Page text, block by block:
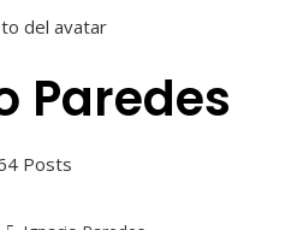
Paredes
Posts